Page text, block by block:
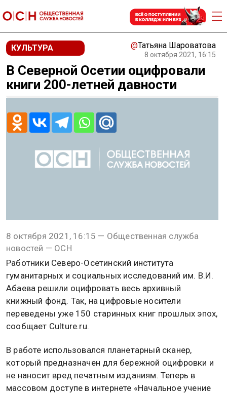
КУЛЬТУРА @Татьяна Шароватова
8 октября 2021, 16:15
В Северной Осетии оцифровали
книги 200-летней давности
8 октября 2021, 16:15 — Общественная служба
новостей — ОСН
Работники Северо-Осетинский института
гуманитарных и социальных исследований им. В.И.
Абаева решили оцифровать весь архивный
книжный фонд. Так, на цифровые носители
переведены уже 150 старинных книг прошлых эпох,
сообщает Culture.ru.
В работе использовался планетарный сканер,
который предназначен для бережной оцифровки и
не наносит вред печатным изданиям. Теперь в
массовом доступе в интернете «Начальное учение